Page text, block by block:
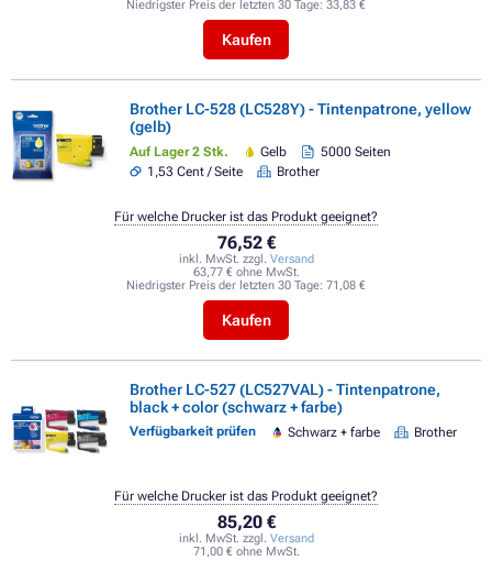
Niedrigster Preis der letzten 30 Tage: 33,83 €
Kaufen
Brother LC-528 (LC528Y) - Tintenpatrone, yellow
(gelb)
Auf Lager 2 Stk. Gelb
5000 Seiten
1,53 Cent / Seite
Brother
76,52 €
inkl. MwSt. zzgl. Versand
63,77 € ohne MwSt.
Niedrigster Preis der letzten 30 Tage: 71,08 €
Kaufen
Für welche Drucker ist das Produkt geeignet?
Brother LC-527 (LC527VAL) - Tintenpatrone,
black + color (schwarz + farbe)
Verfügbarkeit prüfen Schwarz + farbe Brother
85,20 €
inkl. MwSt. zzgl. Versand
71,00 € ohne MwSt.
Für welche Drucker ist das Produkt geeignet?